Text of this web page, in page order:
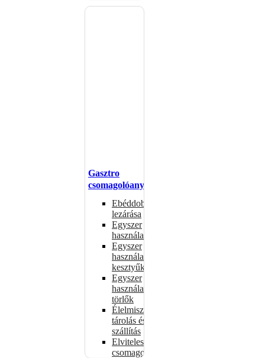
Gasztro
csomagolóanyagok
Ebéddobozok
lezárása
Egyszer
használatos
Egyszer
használatos
kesztyűk
Egyszer
használatos
törlők
Élelmiszer-
tárolás és
szállítás
Elviteles
csomagolóanyagok